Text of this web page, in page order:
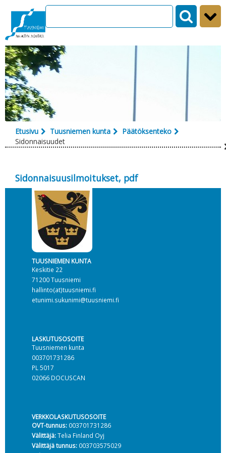
Siirry sisältöön
Etusivu Tuusniemen kunta
Päätöksenteko
Sidonnaisuudet
Sidonnaisuusilmoitukset, pdf
TUUSNIEMEN KUNTA
Keskitie 22
71200 Tuusniemi
hallinto(at)tuusniemi.fi
etunimi.sukunimi@tuusniemi.fi
LASKUTUSOSOITE
Tuusniemen kunta
003701731286
PL 5017
02066 DOCUSCAN
VERKKOLASKUTUSOSOITE
OVT-tunnus:003701731286
Välittäjä:Telia Finland Oyj
Välittäjä tunnus:003703575029